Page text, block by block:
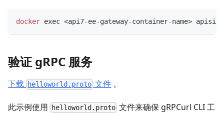
docker exec <api7-ee-gateway-container-name> apisix
验证 gRPC 服务
下载 helloworld.proto 文件 。
此示例使用 helloworld.proto 文件来确保 gRPCurl CLI 工